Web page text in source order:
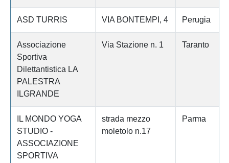
ASD TURRIS VIA BONTEMPI, 4 Perugia
Associazione
Sportiva
Dilettantistica LA
PALESTRA
ILGRANDE
Via Stazione n. 1 Taranto
IL MONDO YOGA
STUDIO -
ASSOCIAZIONE
SPORTIVA
strada mezzo
moletolo n.17
Parma